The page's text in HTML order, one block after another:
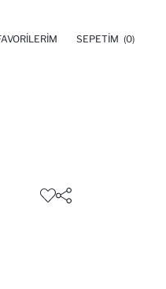
SEPETIM (0)